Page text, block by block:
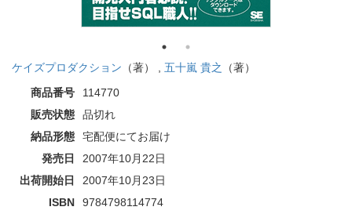
ケイズプロダクション （著） , 五十嵐 貴之
（著）
商品番号
114770
販売状態
品切れ
納品形態
宅配便にてお届け
発売日
2007年10月22日
出荷開始日
2007年10月23日
ISBN
9784798114774